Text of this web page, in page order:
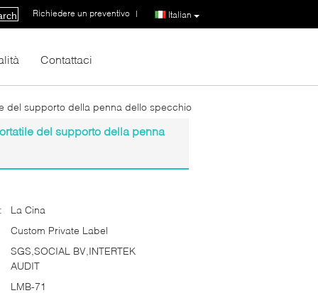
Italian
Richiedere un preventivo |
Contattaci
del supporto della penna dello specchio
del supporto della penna
La Cina
Custom Private Label
SGS,SOCIAL BV,INTERTEK
AUDIT
LMB-71